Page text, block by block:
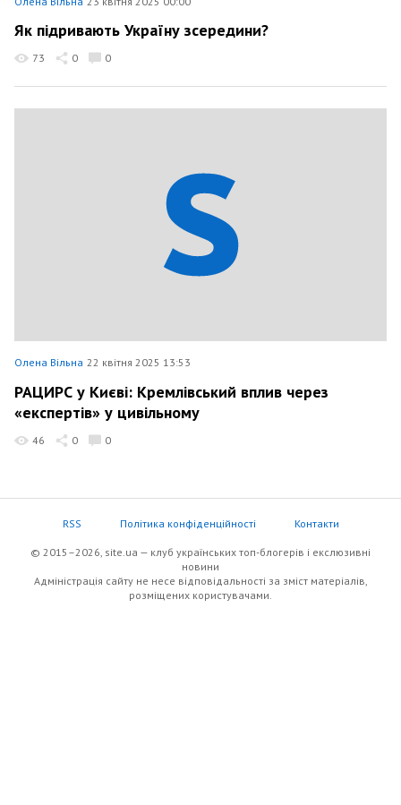
Як підривають Україну зсередини?
73 0 0
Олена Вільна 22 квітня 2025 13:53
РАЦИРС у Києві: Кремлівський вплив через
«експертів» у цивільному
46 0 0
RSS Політика конфіденційності Контакти
© 2015–2026, site.ua — клуб українських топ-блогерів i екслюзивнi
новини
Адміністрація сайту не несе відповідальності за зміст матеріалів,
розміщених користувачами.